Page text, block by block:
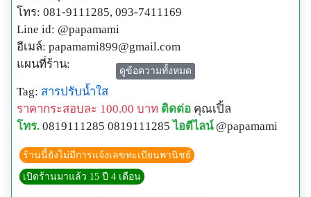
โทร: 081-9111285, 093-7411169
Line id: @papamami
อีเมล์: papamami899@gmail.com
แผนที่ร้าน:
http://www.papamami.com/index.phplay=show&ac=arti
cle&Id=539360476
พิกัดGPSของร้าน:
N13o54' 12.3"
E100o24' 27.8"
ดูข้อความทั้งหมด
Tag: สารปรับน้ำใส
ราคากระสอบละ 100.00 บาท ติดต่อ คุณเปิ้ล
โทร. 0819111285 0819111285 ไอดีไลน์ @papamami
ร้านนี้ยังไม่มีการแจ้งเลขทะเบียนพานิชย์
เปิดร้านมาแล้ว 15 ปี 4 เดือน